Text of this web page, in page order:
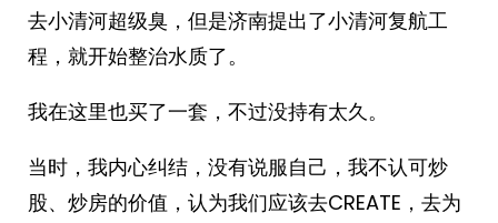
去小清河超级臭，但是济南提出了小清河复航工
程，就开始整治水质了。
我在这里也买了一套，不过没持有太久。
当时，我内心纠结，没有说服自己，我不认可炒
股、炒房的价值，认为我们应该去CREATE，去为